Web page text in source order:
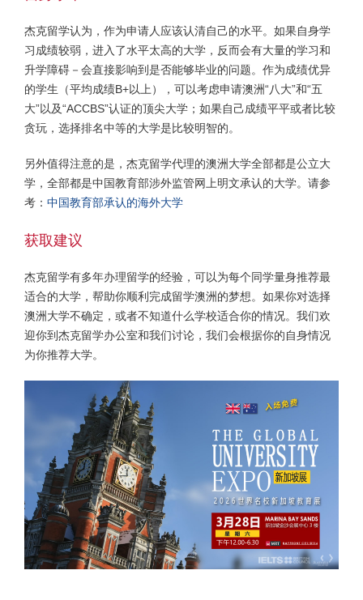
杰克留学认为，作为申请人应该认清自己的水平。如果自身学
习成绩较弱，进入了水平太高的大学，反而会有大量的学习和
升学障碍－会直接影响到是否能够毕业的问题。作为成绩优异
的学生（平均成绩B+以上），可以考虑申请澳洲“八大”和“五
大”以及“ACCBS”认证的顶尖大学；如果自己成绩平平或者比较
贪玩，选择排名中等的大学是比较明智的。
另外值得注意的是，杰克留学代理的澳洲大学全部都是公立大
学，全部都是中国教育部涉外监管网上明文承认的大学。请参
考： 中国教育部承认的海外大学
获取建议
杰克留学有多年办理留学的经验，可以为每个同学量身推荐最
适合的大学，帮助你顺利完成留学澳洲的梦想。如果你对选择
澳洲大学不确定，或者不知道什么学校适合你的情况。我们欢
迎你到杰克留学办公室和我们讨论，我们会根据你的自身情况
为你推荐大学。